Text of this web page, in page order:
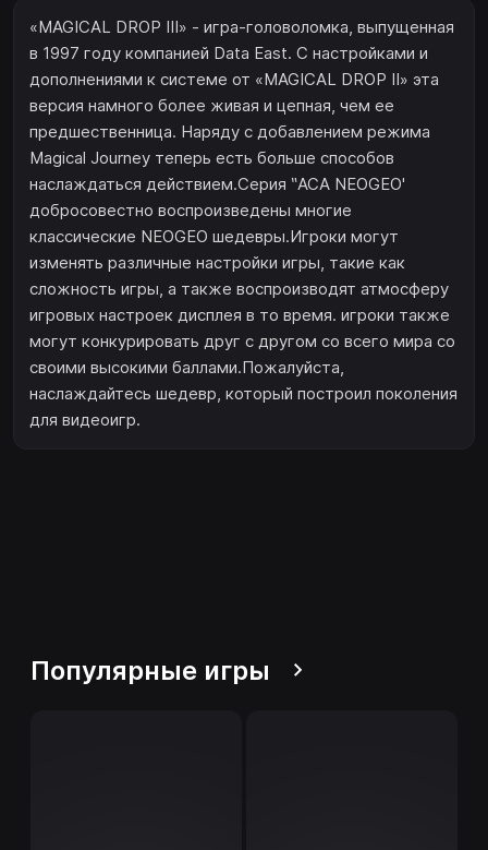
«MAGICAL DROP III» - игра-головоломка, выпущенная
в 1997 году компанией Data East. С настройками и
дополнениями к системе от «MAGICAL DROP II» эта
версия намного более живая и цепная, чем ее
предшественница. Наряду с добавлением режима
Magical Journey теперь есть больше способов
наслаждаться действием.Серия ‶АСА NEOGEO'
добросовестно воспроизведены многие
классические NEOGEO шедевры.Игроки могут
изменять различные настройки игры, такие как
сложность игры, а также воспроизводят атмосферу
игровых настроек дисплея в то время. игроки также
могут конкурировать друг с другом со всего мира со
своими высокими баллами.Пожалуйста,
наслаждайтесь шедевр, который построил поколения
для видеоигр.
Популярные игры